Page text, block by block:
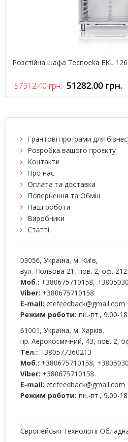
Розстійна шафа Tecnoeka EKL
57912.40 грн. 51282.00 грн.
Грантові програми для
Розробка вашого проєкту
Контакти
Про нас
Оплата та доставка
Повернення та Обмін
Наші роботи
Виробники
Статті
03056, Україна, м. Київ,
вул. Польова 21, пов. 2, оф. 212
Моб.: +380675710158,
Viber: +380675710158
E-mail: etefeedback@gmail.com
Режим роботи: пн.-пт., 9.00-
61001 , Україна, м. Харків,
пр. Аерокосмічний, 43, пов. 2,
Тел.: +380577360213
Моб.: +380675710158,
Viber: +380675710158
E-mail: etefeedback@gmail.com
Режим роботи: пн.-пт., 9.00-
Європейські Технології